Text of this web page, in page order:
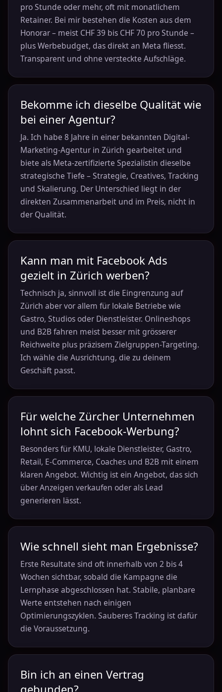
pro Stunde oder mehr, oft mit monatlichem
Retainer. Bei mir bestehen die Kosten aus dem
Honorar – meist CHF 39 bis CHF 70 pro Stunde –
plus Werbebudget, das direkt an Meta fliesst.
Transparent und ohne versteckte Aufschläge.
Bekomme ich dieselbe Qualität wie
bei einer Agentur?
Ja. Ich habe 8 Jahre in einer bekannten Digital-
Marketing-Agentur in Zürich gearbeitet und
biete als Meta-zertifizierte Spezialistin dieselbe
strategische Tiefe – Strategie, Creatives, Tracking
und Skalierung. Der Unterschied liegt in der
direkten Zusammenarbeit und im Preis, nicht in
der Qualität.
Kann man mit Facebook Ads
gezielt in Zürich werben?
Technisch ja, sinnvoll ist die Eingrenzung auf
Zürich aber vor allem für lokale Betriebe wie
Gastro, Studios oder Dienstleister. Onlineshops
und B2B fahren meist besser mit grösserer
Reichweite plus präzisem Zielgruppen-Targeting.
Ich wähle die Ausrichtung, die zu deinem
Geschäft passt.
Für welche Zürcher Unternehmen
lohnt sich Facebook-Werbung?
Besonders für KMU, lokale Dienstleister, Gastro,
Retail, E-Commerce, Coaches und B2B mit einem
klaren Angebot. Wichtig ist ein Angebot, das sich
über Anzeigen verkaufen oder als Lead
generieren lässt.
Wie schnell sieht man Ergebnisse?
Erste Resultate sind oft innerhalb von 2 bis 4
Wochen sichtbar, sobald die Kampagne die
Lernphase abgeschlossen hat. Stabile, planbare
Werte entstehen nach einigen
Optimierungszyklen. Sauberes Tracking ist dafür
die Voraussetzung.
Bin ich an einen Vertrag
gebunden?